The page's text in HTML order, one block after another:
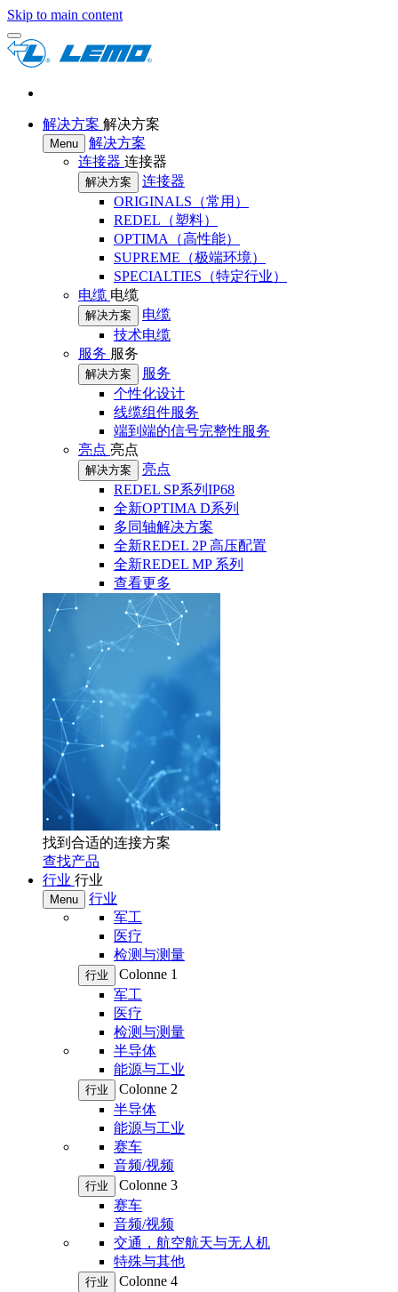
Skip to main content
解决方案 解决方案
Menu
解决方案
连接器 连接器
解决方案
连接器
ORIGINALS（常用）
REDEL（塑料）
OPTIMA（高性能）
SUPREME（极端环境）
SPECIALTIES（特定行业）
电缆 电缆
解决方案
电缆
技术电缆
服务 服务
解决方案
服务
个性化设计
线缆组件服务
端到端的信号完整性服务
亮点 亮点
解决方案
亮点
REDEL SP系列IP68
全新OPTIMA D系列
多同轴解决方案
全新REDEL 2P 高压配置
全新REDEL MP 系列
查看更多
找到合适的连接方案
查找产品
行业 行业
Menu
行业
军工
医疗
检测与测量
行业
Colonne 1
军工
医疗
检测与测量
半导体
能源与工业
行业
Colonne 2
半导体
能源与工业
赛车
音频/视频
行业
Colonne 3
赛车
音频/视频
交通，航空航天与无人机
特殊与其他
行业
Colonne 4